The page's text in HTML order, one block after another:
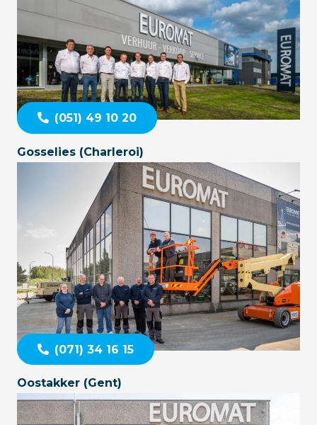
(051) 49 10 20
Gosselies (Charleroi)
(071) 34 16 15
Oostakker (Gent)